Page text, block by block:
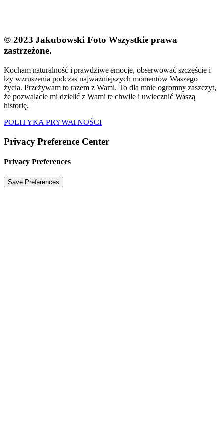
© 2023 Jakubowski Foto Wszystkie prawa
zastrzeżone.
Kocham naturalność i prawdziwe emocje, obserwować szczęście i
łzy wzruszenia podczas najważniejszych momentów Waszego
życia. Przeżywam to razem z Wami. To dla mnie ogromny zaszczyt,
że pozwalacie mi dzielić z Wami te chwile i uwiecznić Waszą
historię.
POLITYKA PRYWATNOŚCI
Privacy Preference Center
Privacy Preferences